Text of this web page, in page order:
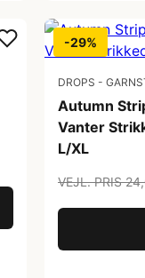
-29%
DROPS -
Autumn
Vanter
L/XL
VEJL. PRIS